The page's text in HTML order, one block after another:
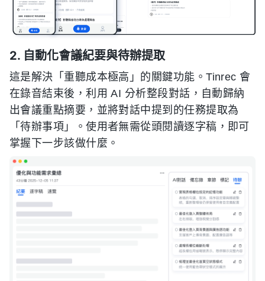
2. 自動化會議紀要與待辦提取
這是解決「重聽成本極高」的關鍵功能。Tinrec 會
在錄音結束後，利用 AI 分析整段對話，自動歸納
出會議重點摘要，並將對話中提到的任務提取為
「待辦事項」。使用者無需從頭閱讀逐字稿，即可
掌握下一步該做什麼。